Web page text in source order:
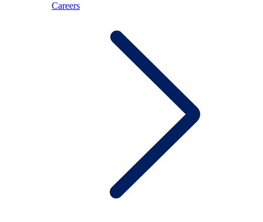
Careers